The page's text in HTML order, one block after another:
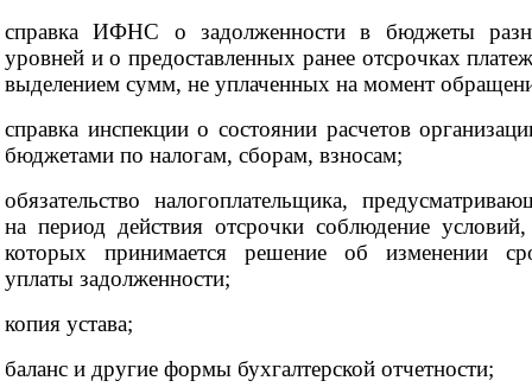
справка ИФНС о задолженности в бюджеты
уровней и о предоставленных ранее отсрочках
выделением сумм, не уплаченных на момент
справка инспекции о состоянии расчетов
бюджетами по налогам, сборам, взносам;
обязательство налогоплательщика,
на период действия отсрочки соблюдение
которых принимается решение об изменении
уплаты задолженности;
копия устава;
баланс и другие формы бухгалтерской отчетности;